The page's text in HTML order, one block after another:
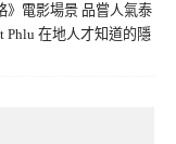
》電影場景 品嘗人氣泰
Phlu 在地人才知道的隱